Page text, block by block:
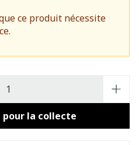
ce produit nécessite
pour la collecte